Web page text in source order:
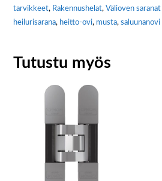
tarvikkeet, Rakennushelat,Välioven saranat
heilurisarana, heitto-ovi, musta,saluunanovi
Tutustu myös